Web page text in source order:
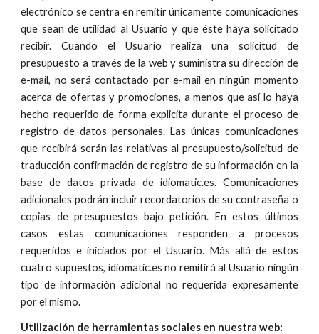
electrónico se centra en remitir únicamente comunicaciones
que sean de utilidad al Usuario y que éste haya solicitado
recibir. Cuando el Usuario realiza una solicitud de
presupuesto a través de la web y suministra su dirección de
e-mail, no será contactado por e-mail en ningún momento
acerca de ofertas y promociones, a menos que así lo haya
hecho requerido de forma explicita durante el proceso de
registro de datos personales. Las únicas comunicaciones
que recibirá serán las relativas al presupuesto/solicitud de
traducción confirmación de registro de su información en la
base de datos privada de idiomatic.es. Comunicaciones
adicionales podrán incluir recordatorios de su contraseña o
copias de presupuestos bajo petición. En estos últimos
casos estas comunicaciones responden a procesos
requeridos e iniciados por el Usuario. Más allá de estos
cuatro supuestos, idiomatic.es no remitirá al Usuario ningún
tipo de información adicional no requerida expresamente
por el mismo.
Utilización de herramientas sociales en nuestra web: